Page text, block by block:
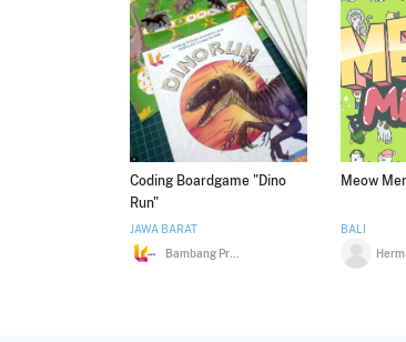
Coding Boardgame "Dino
Run"
JAWA BARAT
Meow
BALI